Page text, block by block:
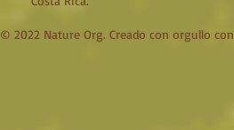
© 2022 Nature Org. Creado con orgullo con